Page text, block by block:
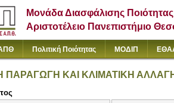
Μονάδα Διασφάλισης Ποιότητας
Αριστοτέλειο Πανεπιστήμιο
Πολιτική Ποιότητας ΜΟΔΙΠ
ΚΑΙ ΚΛΙΜΑΤΙΚΗ